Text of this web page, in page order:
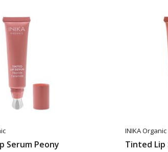
Serum Peony
INIKA Organic
Tinted Lip